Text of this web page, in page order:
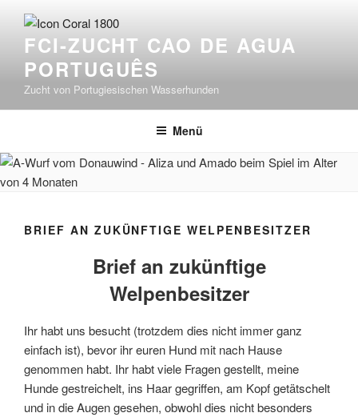
Inhalt
springenFCI-ZUCHT CAO DE AGUA
PORTUGUÊS
Zucht von Portugiesischen Wasserhunden
Menü
BRIEF AN ZUKÜNFTIGE WELPENBESITZER
Brief an zukünftige
Welpenbesitzer
Ihr habt uns besucht (trotzdem dies nicht immer ganz
einfach ist), bevor ihr euren Hund mit nach Hause
genommen habt. Ihr habt viele Fragen gestellt, meine
Hunde gestreichelt, ins Haar gegriffen, am Kopf getätschelt
und in die Augen gesehen, obwohl dies nicht besonders